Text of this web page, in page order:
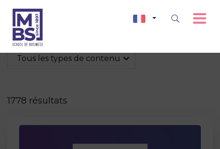
Tous les types de contenu
1778 résultats